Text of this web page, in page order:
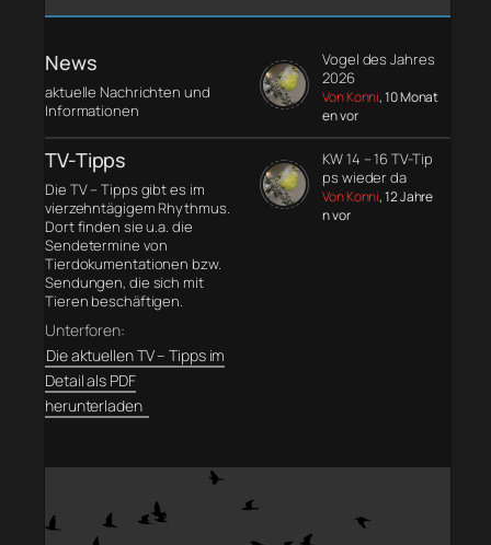
News
aktuelle Nachrichten und
Informationen
Vogel des Jahres
2026
Von Konni, 10 Monat
en vor
TV-Tipps
Die TV – Tipps gibt es im
vierzehntägigem Rhythmus.
Dort finden sie u.a. die
Sendetermine von
Tierdokumentationen bzw.
Sendungen, die sich mit
Tieren beschäftigen.
Unterforen:
Die aktuellen TV – Tipps im
Detail als PDF
herunterladen
KW 14 – 16 TV-Tip
ps wieder da
Von Konni, 12 Jahre
n vor